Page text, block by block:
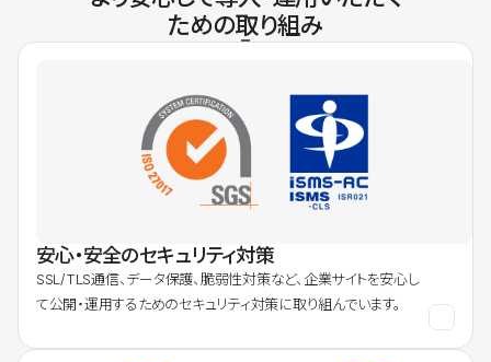
ための取り組み
安心・安全のセキュリティ対策
SSL/TLS通信、データ保護、脆弱性対策など、企業サイトを安心し
て公開・運用するためのセキュリティ対策に取り組んでいます。